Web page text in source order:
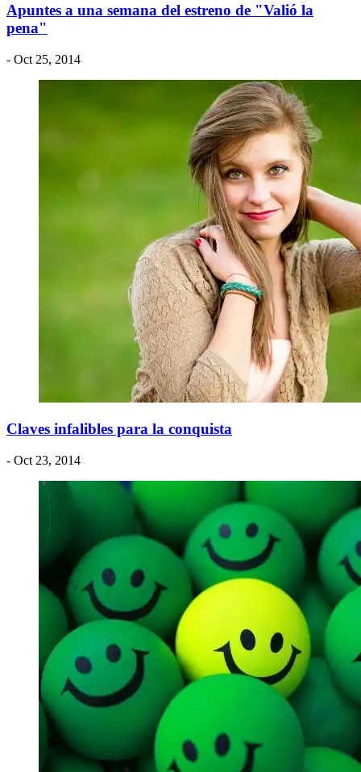
Apuntes a una semana del estreno de "Valió la
pena"
- Oct 25, 2014
Claves infalibles para la conquista
- Oct 23, 2014